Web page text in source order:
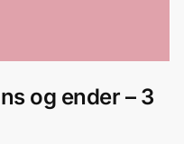
og ender – 3